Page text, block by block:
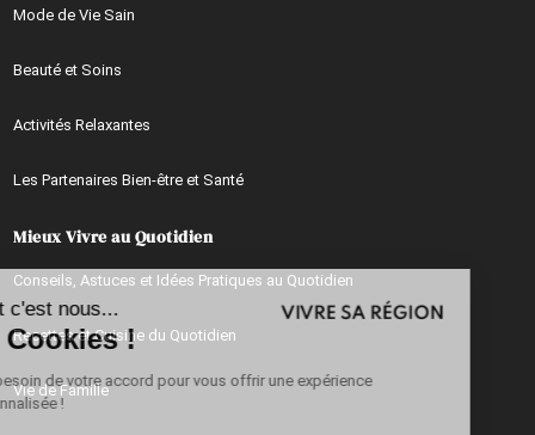
Continuer sans accepter
Salut c'est nous...
les Cookies !
On a besoin de votre accord pour vous offrir une expérience
personnalisée !
Mode de Vie Sain
Beauté et Soins
Activités Relaxantes
Les Partenaires Bien-être et Santé
Mieux Vivre au Quotidien
Conseils, Astuces et Idées Pratiques au Quotidien
Recettes et Cuisine du Quotidien
Vie de Famille